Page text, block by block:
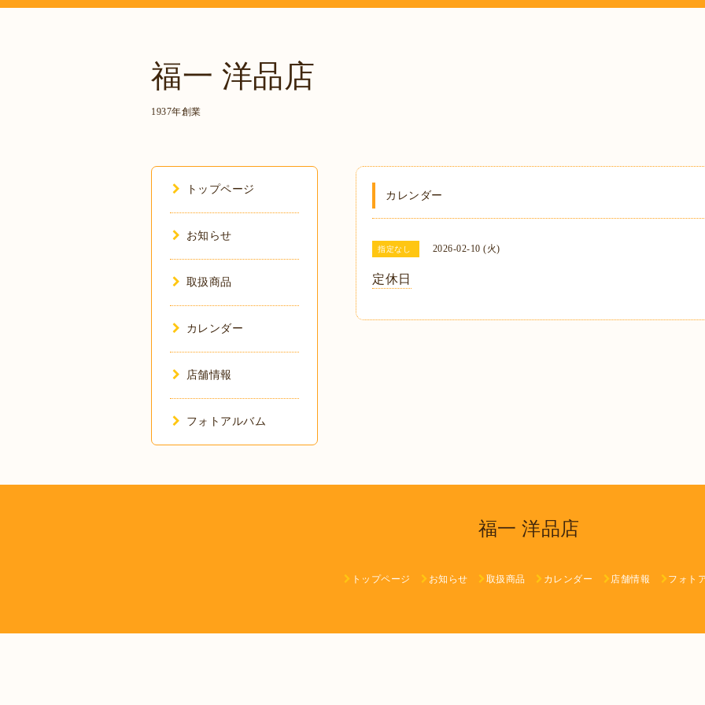
福一 洋品店
1937年創業
カレンダー
指定なし 2026-02-10 (火)
定休日
トップページ
お知らせ
取扱商品
カレンダー
店舗情報
フォトアルバム
福一 洋品店
トップページ お知らせ 取扱商品 カレンダー 店舗情報 フォト